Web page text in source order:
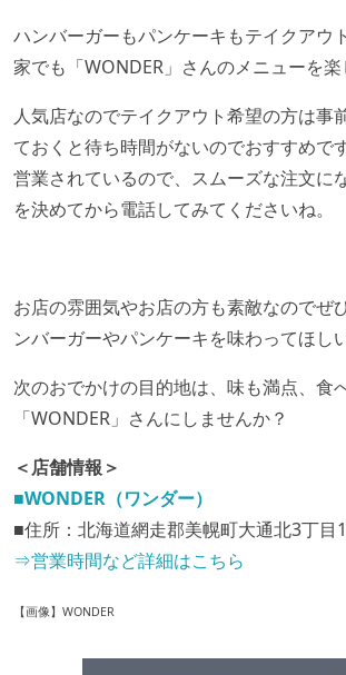
ハンバーガーもパンケーキもテイクアウ
家でも「WONDER 」さんのメニューを楽
人気店なのでテイクアウト希望の方は事
ておくと待ち時間がないのでおすすめ
営業されているので、スムーズな注文に
を決めてから電話してみてくださいね。
お店の雰囲気やお店の方も素敵なのでぜ
ンバーガーやパンケーキを味わってほし
次のおでかけの目的地は、味も満点、食
「WONDER 」さんにしませんか？
＜店舗情報＞
■WONDER（ワンダー）
■住所：北海道網走郡美幌町大通北3丁目
⇒営業時間など詳細はこちら
【画像】WONDER